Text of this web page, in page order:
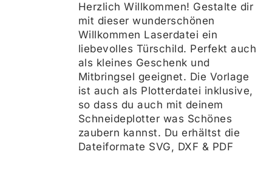
Herzlich Willkommen! Gestalte dir
mit dieser wunderschönen
Willkommen Laserdatei ein
liebevolles Türschild. Perfekt auch
als kleines Geschenk und
Mitbringsel geeignet. Die Vorlage
ist auch als Plotterdatei inklusive,
so dass du auch mit deinem
Schneideplotter was Schönes
zaubern kannst. Du erhältst die
Dateiformate SVG, DXF & PDF